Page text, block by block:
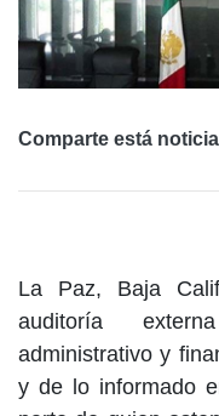
Comparte está
La Paz, Baja
auditoría
administrativo y
y de lo informado